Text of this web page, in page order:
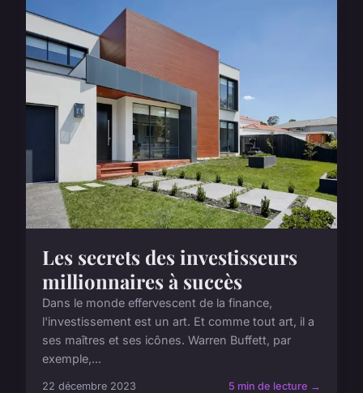
Les secrets des investisseurs
millionnaires à succès
Dans le monde effervescent de la finance,
l'investissement est un art. Et comme tout art, il a
ses maîtres et ses icônes. Warren Buffett, par
exemple,...
22 décembre 2023 5 min de lecture →